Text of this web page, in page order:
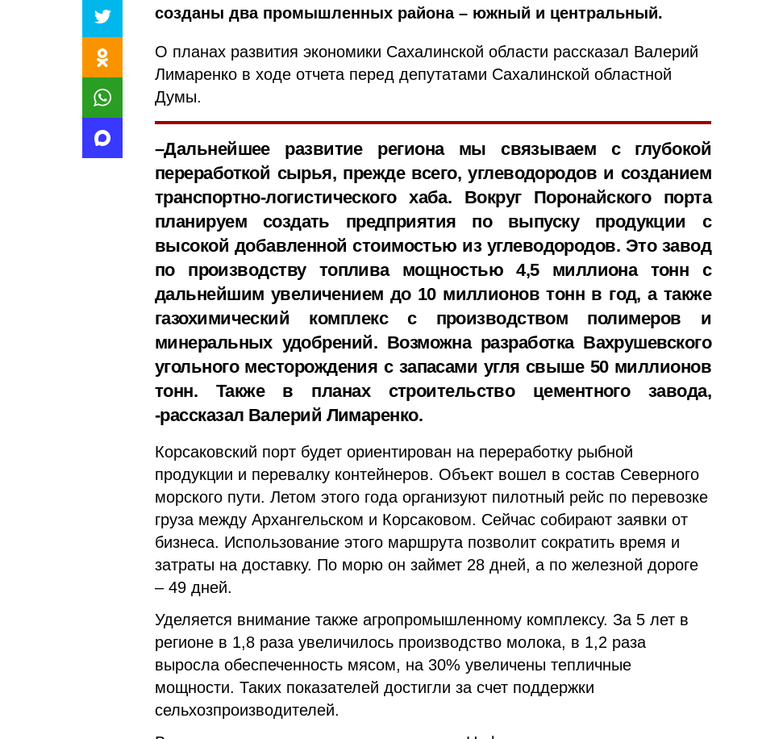
созданы два промышленных района – южный и центральный.
О планах развития экономики Сахалинской области рассказал Валерий
Лимаренко в ходе отчета перед депутатами Сахалинской областной
Думы.
–Дальнейшее развитие региона мы связываем с глубокой
переработкой сырья, прежде всего, углеводородов и созданием
транспортно-логистического хаба. Вокруг Поронайского порта
планируем создать предприятия по выпуску продукции с
высокой добавленной стоимостью из углеводородов. Это завод
по производству топлива мощностью 4,5 миллиона тонн с
дальнейшим увеличением до 10 миллионов тонн в год, а также
газохимический комплекс с производством полимеров и
минеральных удобрений. Возможна разработка Вахрушевского
угольного месторождения с запасами угля свыше 50 миллионов
тонн. Также в планах строительство цементного завода,
-рассказал Валерий Лимаренко.
Корсаковский порт будет ориентирован на переработку рыбной
продукции и перевалку контейнеров. Объект вошел в состав Северного
морского пути. Летом этого года организуют пилотный рейс по перевозке
груза между Архангельском и Корсаковом. Сейчас собирают заявки от
бизнеса. Использование этого маршрута позволит сократить время и
затраты на доставку. По морю он займет 28 дней, а по железной дороге
– 49 дней.
Уделяется внимание также агропромышленному комплексу. За 5 лет в
регионе в 1,8 раза увеличилось производство молока, в 1,2 раза
выросла обеспеченность мясом, на 30% увеличены тепличные
мощности. Таких показателей достигли за счет поддержки
сельхозпроизводителей.